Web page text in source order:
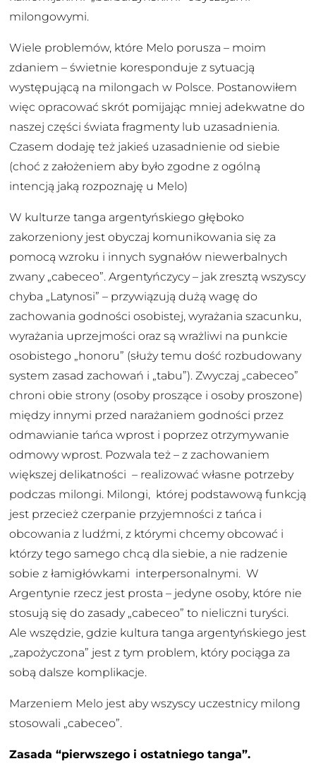
milongowymi.
Wiele problemów, które Melo porusza – moim
zdaniem – świetnie koresponduje z sytuacją
występującą na milongach w Polsce. Postanowiłem
więc opracować skrót pomijając mniej adekwatne do
naszej części świata fragmenty lub uzasadnienia.
Czasem dodaję też jakieś uzasadnienie od siebie
(choć z założeniem aby było zgodne z ogólną
intencją jaką rozpoznaję u Melo)
W kulturze tanga argentyńskiego głęboko
zakorzeniony jest obyczaj komunikowania się za
pomocą wzroku i innych sygnałów niewerbalnych
zwany „cabeceo”. Argentyńczycy – jak zresztą wszyscy
chyba „Latynosi” – przywiązują dużą wagę do
zachowania godności osobistej, wyrażania szacunku,
wyrażania uprzejmości oraz są wrażliwi na punkcie
osobistego „honoru” (służy temu dość rozbudowany
system zasad zachowań i „tabu”). Zwyczaj „cabeceo”
chroni obie strony (osoby proszące i osoby proszone)
między innymi przed narażaniem godności przez
odmawianie tańca wprost i poprzez otrzymywanie
odmowy wprost. Pozwala też – z zachowaniem
większej delikatności – realizować własne potrzeby
podczas milongi. Milongi, której podstawową funkcją
jest przecież czerpanie przyjemności z tańca i
obcowania z ludźmi, z którymi chcemy obcować i
którzy tego samego chcą dla siebie, a nie radzenie
sobie z łamigłówkami interpersonalnymi. W
Argentynie rzecz jest prosta – jedyne osoby, które nie
stosują się do zasady „cabeceo” to nieliczni turyści.
Ale wszędzie, gdzie kultura tanga argentyńskiego jest
„zapożyczona” jest z tym problem, który pociąga za
sobą dalsze komplikacje.
Marzeniem Melo jest aby wszyscy uczestnicy milong
stosowali „cabeceo”.
Zasada “pierwszego i ostatniego tanga”.